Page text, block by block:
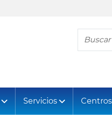
Busca
Servicios Centros